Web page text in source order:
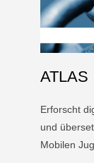
ATLAS
Erforscht
und
Mobilen